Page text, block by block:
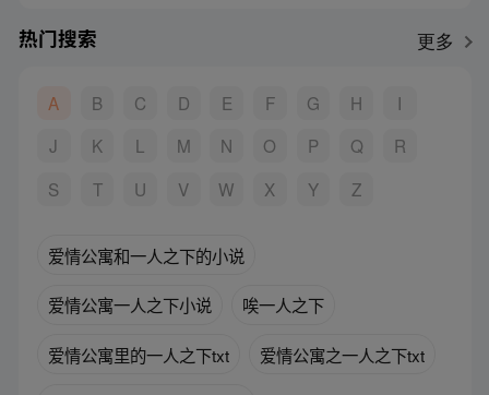
热门搜索 更多
A B C D E F G H
I
J
K L M N O P Q
R
S
T U V W X Y Z
爱情公寓和一人之下的小说
爱情公寓一人之下小说 唉一人之下
爱情公寓里的一人之下txt 爱情公寓之一人之下txt